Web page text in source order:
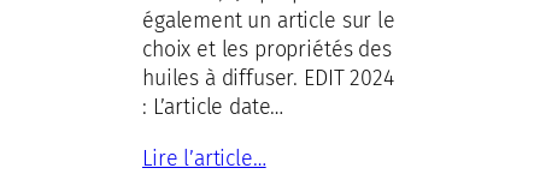
également un article sur le
choix et les propriétés des
huiles à diffuser. EDIT 2024
: L’article date…
Lire l’article…